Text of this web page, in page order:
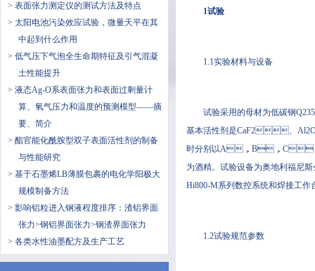
> 表面张力测定仪的测试方法及特点
> 太阳电池污染效应试验，微量天平在其
中起到什么作用
> 低气压下气泡全生命期特征及引气混凝
土性能提升
> 液态Ag-O系表面张力和表面过剩量计
算、氧气压力和温度的预测模型——摘
要、简介
> 酯官能化酰胺型双子表面活性剂的制备
与性能研究
> 基于石墨烯LB薄膜包裹的电化学阳极大
规模制备方法
> 影响铝粒进入钢液程度排序：渣铝界面
张力>钢铝界面张力>钢渣界面张力
> 各类水性油墨配方及生产工艺
1试验
1.1实验材料与设备
试验采用的母材为低碳钢
基本活性剂是CaF2、
时分别以A，B，C
为酒精。试验设备为奥地利福尼
Hi800-M系列数控系统和焊接工作台
1.2试验规范参数